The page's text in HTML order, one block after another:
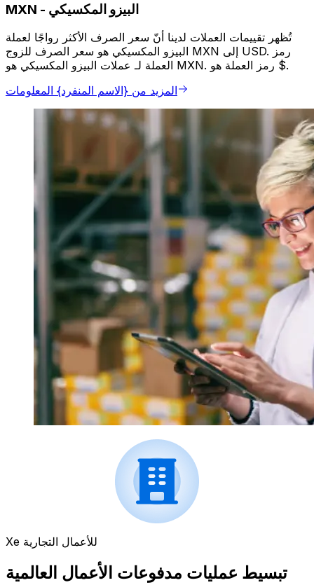
MXN - البيزو المكسيكي
تُظهر تقييمات العملات لدينا أنّ سعر الصرف الأكثر رواجًا لعملة
البيزو المكسيكي هو سعر الصرف للزوج MXN إلى USD. رمز
العملة لـ عملات البيزو المكسيكي هو MXN. رمز العملة هو $.
المزيد من {الاسم المنفرد} المعلومات
Xe للأعمال التجارية
تبسيط عمليات مدفوعات الأعمال العالمية